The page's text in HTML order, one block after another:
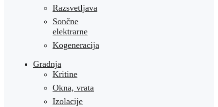
Razsvetljava
Sončne
elektrarne
Kogeneracija
Gradnja
Kritine
Okna, vrata
Izolacije